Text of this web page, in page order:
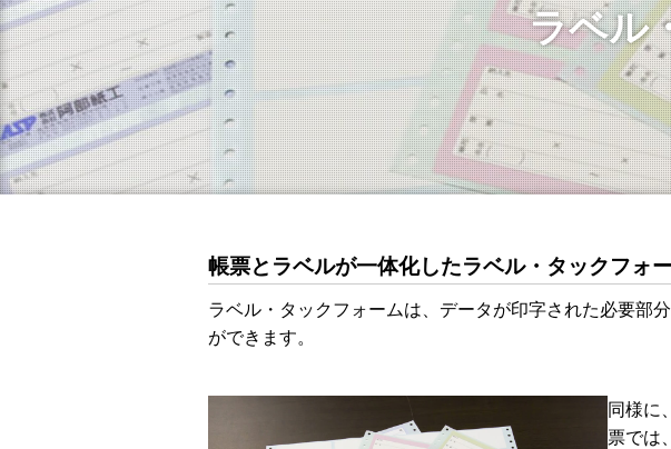
ラベル
帳票とラベルが一体化したラベル・タックフォー
ラベル・タックフォームは、データが印字された必要部
ができます。
同様に
票では